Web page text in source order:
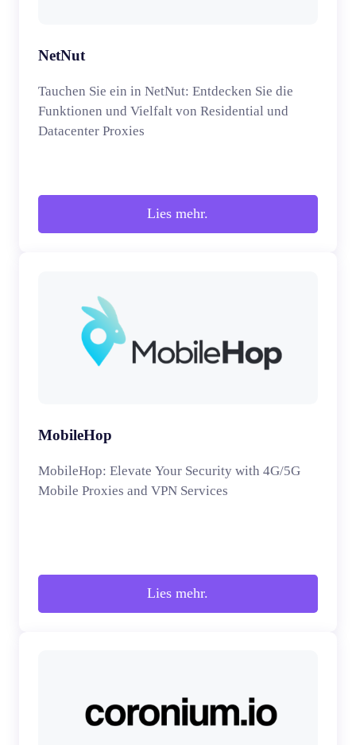
NetNut
Tauchen Sie ein in NetNut: Entdecken Sie die
Funktionen und Vielfalt von Residential und
Datacenter Proxies
Lies mehr.
MobileHop
MobileHop: Elevate Your Security with 4G/5G
Mobile Proxies and VPN Services
Lies mehr.